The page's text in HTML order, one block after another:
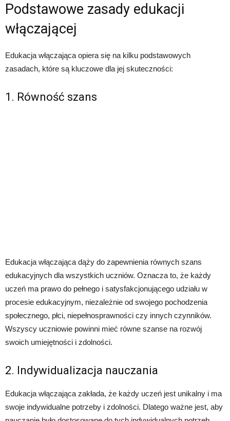
Podstawowe zasady edukacji
włączającej
Edukacja włączająca opiera się na kilku podstawowych
zasadach, które są kluczowe dla jej skuteczności:
1. Równość szans
Edukacja włączająca dąży do zapewnienia równych szans
edukacyjnych dla wszystkich uczniów. Oznacza to, że każdy
uczeń ma prawo do pełnego i satysfakcjonującego udziału w
procesie edukacyjnym, niezależnie od swojego pochodzenia
społecznego, płci, niepełnosprawności czy innych czynników.
Wszyscy uczniowie powinni mieć równe szanse na rozwój
swoich umiejętności i zdolności.
2. Indywidualizacja nauczania
Edukacja włączająca zakłada, że każdy uczeń jest unikalny i ma
swoje indywidualne potrzeby i zdolności. Dlatego ważne jest, aby